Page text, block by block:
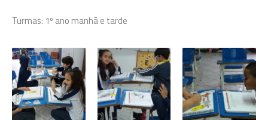
Turmas: 1º ano manhã e tarde